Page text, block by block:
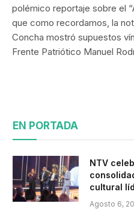
polémico reportaje sobre el
que como recordamos, la
Concha mostró supuestos
Frente Patriótico Manuel
EN PORTADA
NTV
cultural
Agosto 6,